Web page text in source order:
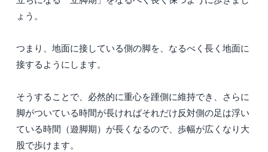
ょう。
つまり、地面に接している側の脚を、なるべく長く地面に
接するようにします。
そうすることで、必然的に重心を踵側に維持でき、さらに
脚がついている時間が長ければそれだけ反対側の足は浮い
ている時間（遊脚期）が長くなるので、歩幅が広くなり大
股で歩けます。